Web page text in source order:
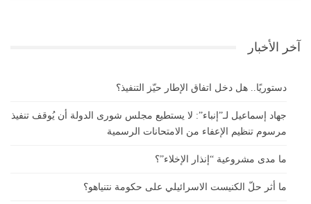
آخر الأخبار
دستوريًا.. هل دخل اتفاق الإطار حيّز التنفيذ؟
جهاد إسماعيل لـ”إنباء”: لا يستطيع مجلس شورى الدولة أن يُوقف تنفيذ
مرسوم تنظيم الإعفاء من الامتحانات الرسمية
ما مدى مشروعية “إنذار الإخلاء”؟
ما أثر حلّ الكنيست الاسرائيلي على حكومة نتنياهو؟